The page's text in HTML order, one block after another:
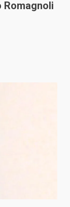
Romagnoli